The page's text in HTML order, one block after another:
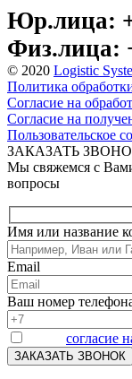
Юр.лица:
Физ.лица:
© 2020 Logistic
Политика
Согласие на
Согласие на
Пользовательское
ЗАКАЗАТЬ
Мы свяжемся с
вопросы
Имя или название
Email
Ваш номер
согласие